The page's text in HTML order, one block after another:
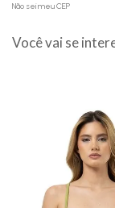
Não sei meu CEP
Você vai se